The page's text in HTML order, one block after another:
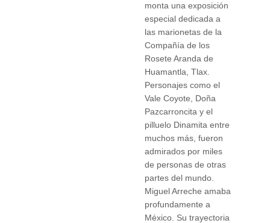
monta una exposición
especial dedicada a
las marionetas de la
Compañía de los
Rosete Aranda de
Huamantla, Tlax.
Personajes como el
Vale Coyote, Doña
Pazcarroncita y el
pilluelo Dinamita entre
muchos más, fueron
admirados por miles
de personas de otras
partes del mundo.
Miguel Arreche amaba
profundamente a
México. Su trayectoria